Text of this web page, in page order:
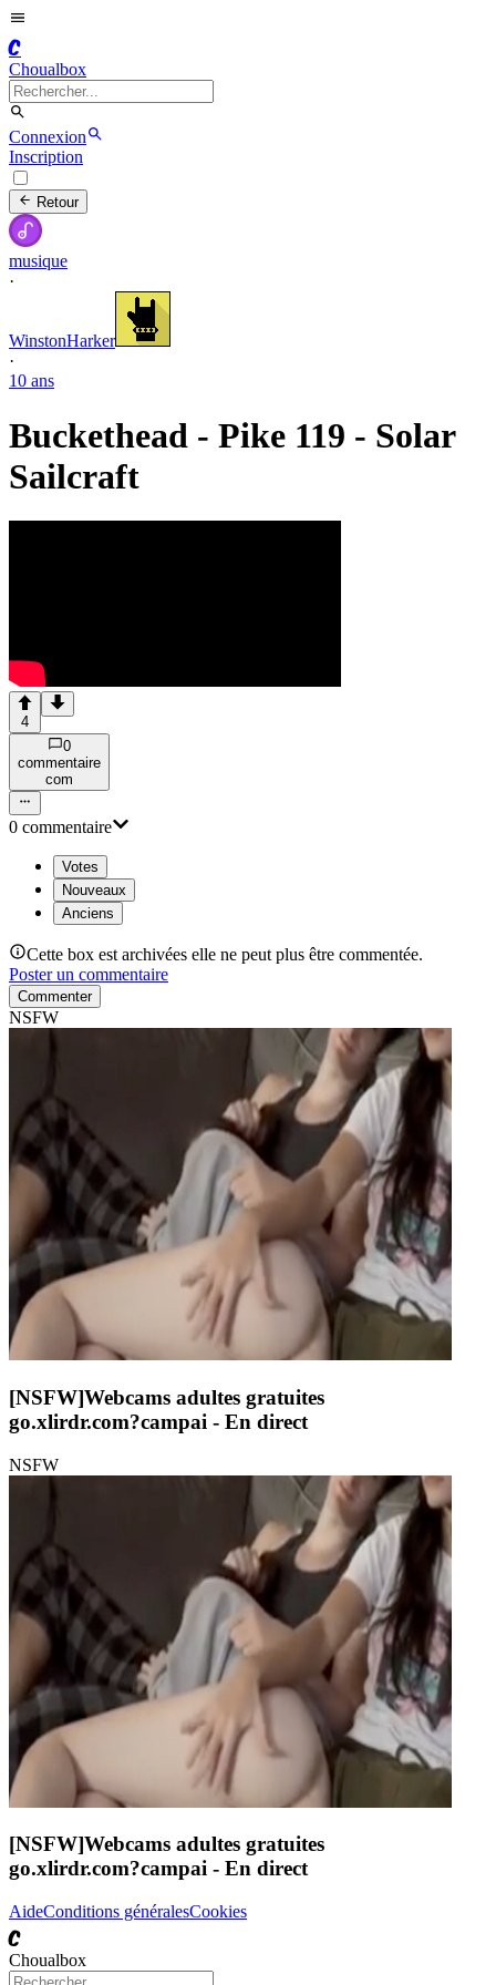
C
Choualbox
Connexion
Inscription
Retour
musique
·
WinstonHarker
·
10 ans
Buckethead - Pike 119 - Solar
Sailcraft
4
0
commentaire
com
0 commentaire
Votes
Nouveaux
Anciens
Cette box est archivées elle ne peut plus être commentée.
Poster un commentaire
Commenter
NSFW
[NSFW]Webcams adultes gratuites
go.xlirdr.com?campai - En direct
NSFW
[NSFW]Webcams adultes gratuites
go.xlirdr.com?campai - En direct
AideConditions généralesCookies
C
Choualbox